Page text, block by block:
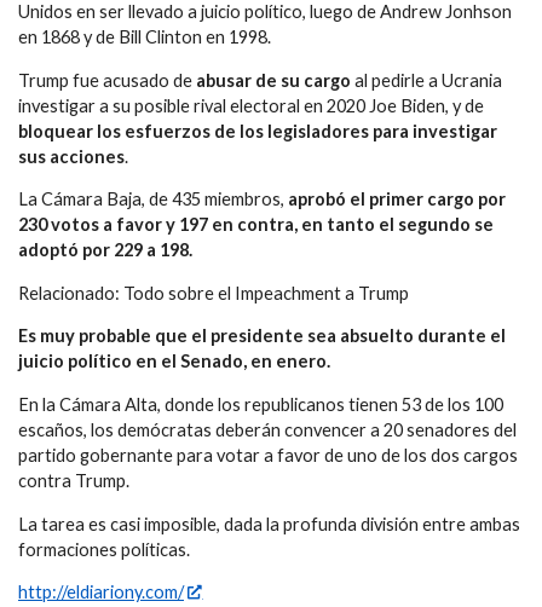
Unidos en ser llevado a juicio político, luego de Andrew Jonhson
en 1868 y de Bill Clinton en 1998.
Trump fue acusado de abusar de su cargo al pedirle a Ucrania
investigar a su posible rival electoral en 2020 Joe Biden, y de
bloquear los esfuerzos de los legisladores para investigar
sus acciones.
La Cámara Baja, de 435 miembros, aprobó el primer cargo por
230 votos a favor y 197 en contra, en tanto el segundo se
adoptó por 229 a 198.
Relacionado: Todo sobre el Impeachment a Trump
Es muy probable que el presidente sea absuelto durante el
juicio político en el Senado, en enero.
En la Cámara Alta, donde los republicanos tienen 53 de los 100
escaños, los demócratas deberán convencer a 20 senadores del
partido gobernante para votar a favor de uno de los dos cargos
contra Trump.
La tarea es casi imposible, dada la profunda división entre ambas
formaciones políticas.
http://eldiariony.com/